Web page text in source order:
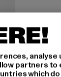
analyse
partners
which